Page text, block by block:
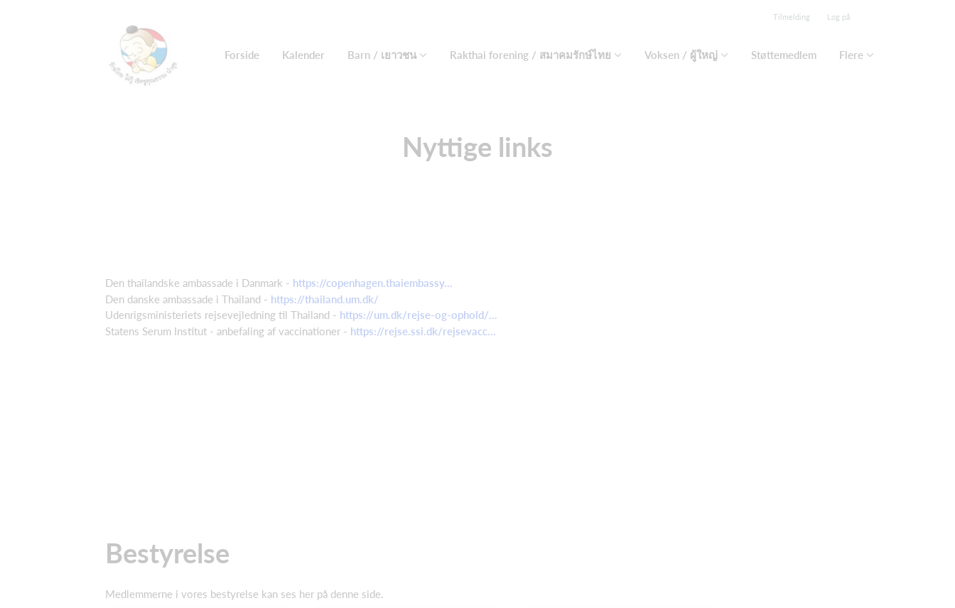
Tilmelding Log på
Forside Kalender Barn / เยาวชน Rakthai forening / สมาคมรักษ์ไทย Voksen / ผู้ใหญ่ Støttemedlem Flere
Nyttige links
Den thailandske ambassade i Danmark - https://copenhagen.thaiembassy...
Den danske ambassade i Thailand - https://thailand.um.dk/
Udenrigsministeriets rejsevejledning til Thailand - https://um.dk/rejse-og-ophold/...
Statens Serum Institut - anbefaling af vaccinationer - https://rejse.ssi.dk/rejsevacc...
Bestyrelse
Medlemmerne i vores bestyrelse kan ses her på denne side.